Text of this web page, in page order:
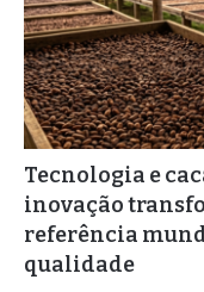
Tecnologia e
inovação
referência
qualidade